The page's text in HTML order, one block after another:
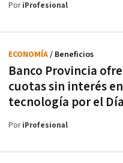
PoriProfesional
Banco Provincia
cuotas sin interés
tecnología por el
ECONOMÍA/ Beneficios
PoriProfesional